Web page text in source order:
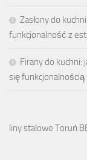
Zasłony do
funkcjonalność z
Firany do kuchni:
się
liny stalowe Toruń